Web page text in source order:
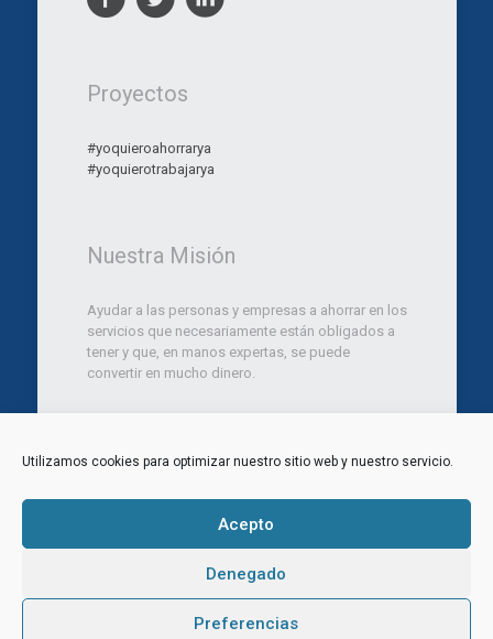
Utilizamos cookies para optimizar nuestro sitio web y nuestro servicio.
Acepto
Denegado
Preferencias
Proyectos
#yoquieroahorrarya
#yoquierotrabajarya
Nuestra Misión
Ayudar a las personas y empresas a ahorrar en los
servicios que necesariamente están obligados a
tener y que, en manos expertas, se puede
convertir en mucho dinero.
derechos reservados.
Politica de Privacidad